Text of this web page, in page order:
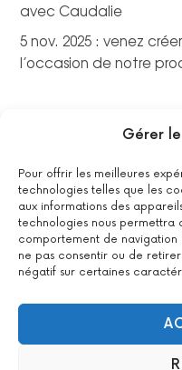
Gérer
Pour offrir les meilleures
technologies telles que les
aux informations des
technologies nous permettra
comportement de navigation
ne pas consentir ou de
négatif sur certaines
avec Caudalie
5 nov. 2025 : venez
l’occasion de notre
La certification qualité a
suivante : actions